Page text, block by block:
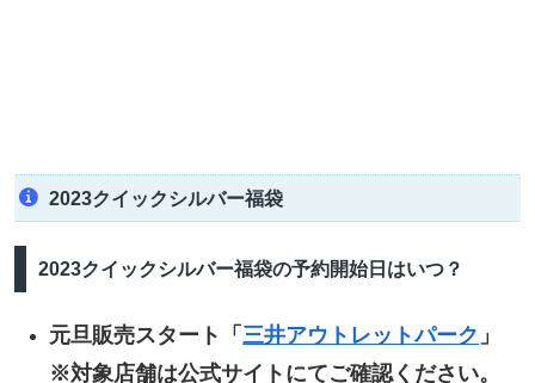
2023クイックシルバー福袋
2023クイックシルバー福袋の予約開始日はいつ？
元旦販売スタート「 三井アウトレットパーク 」
※対象店舗は公式サイトにてご確認ください。